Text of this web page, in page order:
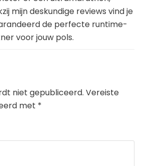
mijn deskundige reviews vind je
de perfecte runtime-
voor jouw pols.
niet gepubliceerd. Vereiste
met *